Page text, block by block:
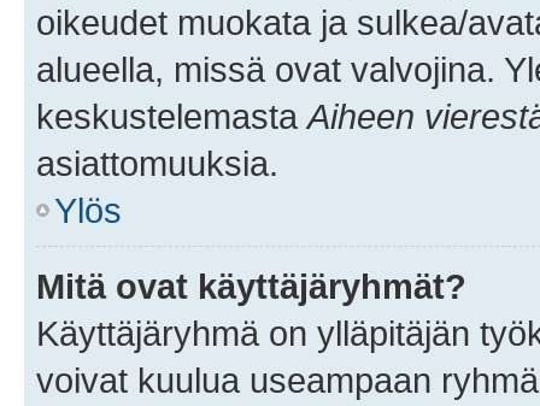
oikeudet muokata ja sulkea/
alueella, missä ovat valvojina.
keskustelemasta Aiheen
asiattomuuksia.
Ylös
Mitä ovat käyttäjäryhmät?
Käyttäjäryhmä on ylläpitäjän
voivat kuulua useampaan